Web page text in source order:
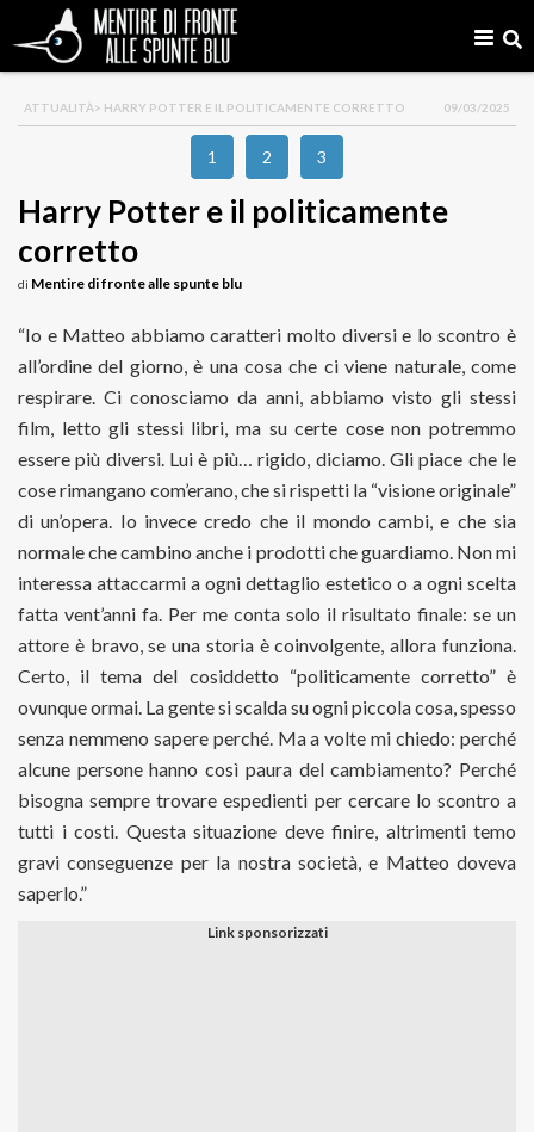
ATTUALITÀ> HARRY POTTER E IL POLITICAMENTE CORRETTO 09/03/2025
1 2 3
Harry Potter e il politicamente
corretto
di Mentire di fronte alle spunte blu
“Io e Matteo abbiamo caratteri molto diversi e lo scontro è
all’ordine del giorno, è una cosa che ci viene naturale, come
respirare. Ci conosciamo da anni, abbiamo visto gli stessi
film, letto gli stessi libri, ma su certe cose non potremmo
essere più diversi. Lui è più… rigido, diciamo. Gli piace che le
cose rimangano com’erano, che si rispetti la “visione originale”
di un’opera. Io invece credo che il mondo cambi, e che sia
normale che cambino anche i prodotti che guardiamo. Non mi
interessa attaccarmi a ogni dettaglio estetico o a ogni scelta
fatta vent’anni fa. Per me conta solo il risultato finale: se un
attore è bravo, se una storia è coinvolgente, allora funziona.
Certo, il tema del cosiddetto “politicamente corretto” è
ovunque ormai. La gente si scalda su ogni piccola cosa, spesso
senza nemmeno sapere perché. Ma a volte mi chiedo: perché
alcune persone hanno così paura del cambiamento? Perché
bisogna sempre trovare espedienti per cercare lo scontro a
tutti i costi. Questa situazione deve finire, altrimenti temo
gravi conseguenze per la nostra società, e Matteo doveva
saperlo.”